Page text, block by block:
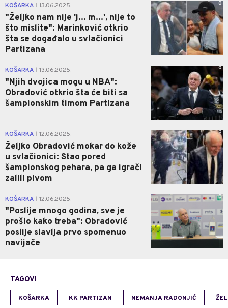
KOŠARKA 13.06.2025.
"Željko nam nije 'j... m...', nije to
što mislite": Marinković otkrio
šta se događalo u svlačionici
Partizana
0
KOŠARKA 13.06.2025.
"Njih dvojica mogu u NBA":
Obradović otkrio šta će biti sa
šampionskim timom Partizana
0
KOŠARKA 12.06.2025.
Željko Obradović mokar do kože
u svlačionici: Stao pored
šampionskog pehara, pa ga igrači
zalili pivom
0
KOŠARKA 12.06.2025.
"Poslije mnogo godina, sve je
prošlo kako treba": Obradović
poslije slavlja prvo spomenuo
navijače
0
TAGOVI
KOŠARKA KK PARTIZAN NEMANJA RADONJIĆ